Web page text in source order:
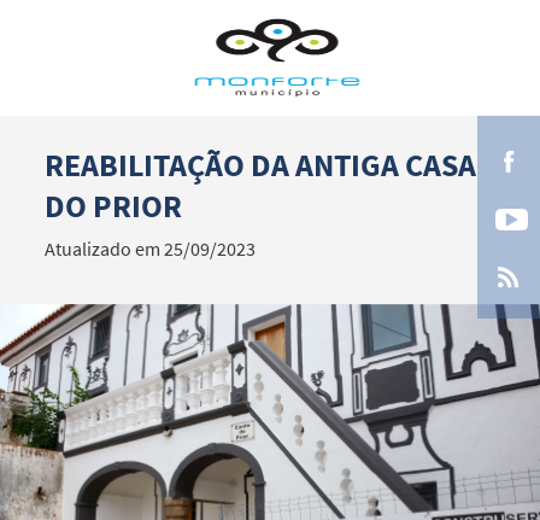
Termo de Pesquisa
Categorias gerais
Filtros
REABILITAÇÃO DA ANTIGA CASA
DO PRIOR
Atualizado em 25/09/2023